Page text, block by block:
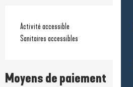
Activité accessible
Sanitaires accessibles
Moyens de paiement